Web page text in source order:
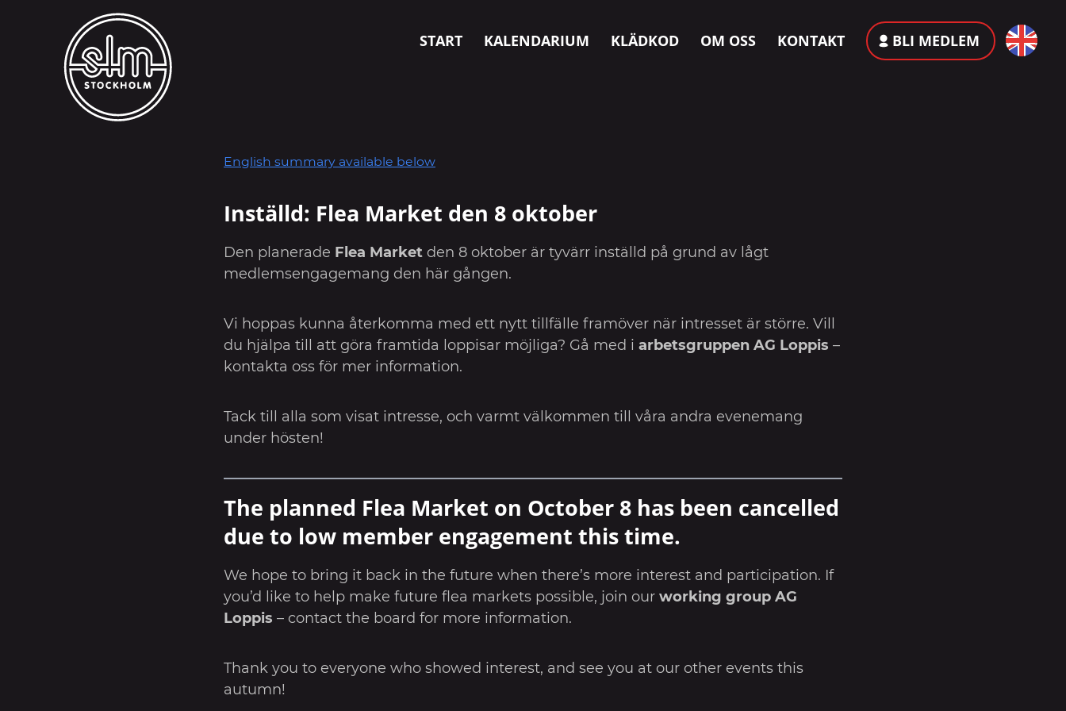
START KALENDARIUM KLÄDKOD OM OSS KONTAKT BLI MEDLEM
English summary available below
Inställd: Flea Market den 8 oktober
Den planerade Flea Market den 8 oktober är tyvärr inställd på grund av lågt
medlemsengagemang den här gången.
Vi hoppas kunna återkomma med ett nytt tillfälle framöver när intresset är större. Vill
du hjälpa till att göra framtida loppisar möjliga? Gå med i arbetsgruppen AG Loppis –
kontakta oss för mer information.
Tack till alla som visat intresse, och varmt välkommen till våra andra evenemang
under hösten!
The planned Flea Market on October 8 has been cancelled
due to low member engagement this time.
We hope to bring it back in the future when there’s more interest and participation. If
you’d like to help make future flea markets possible, join our working group AG
Loppis – contact the board for more information.
Thank you to everyone who showed interest, and see you at our other events this
autumn!